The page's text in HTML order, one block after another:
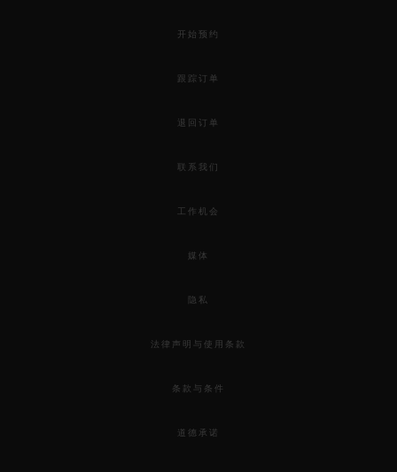
开始预约
跟踪订单
退回订单
联系我们
工作机会
媒体
隐私
法律声明与使用条款
条款与条件
道德承诺